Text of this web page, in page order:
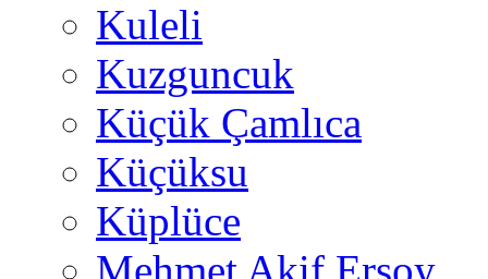
Kuleli
Kuzguncuk
Küçük Çamlıca
Küçüksu
Küplüce
Mehmet Akif Ersoy